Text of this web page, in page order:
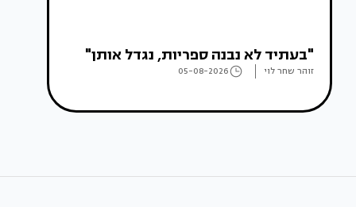
"בעתיד לא נבנה ספריות, נגדל אותן"
זוהר שחר לוי 05-08-2026